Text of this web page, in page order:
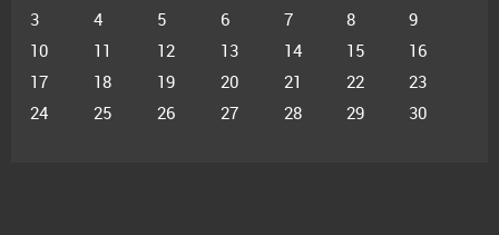
3
4 5 6 7 8
9
10
11 12 13 14 15
16
17
18 19 20 21 22
23
24
25 26 27 28 29 30